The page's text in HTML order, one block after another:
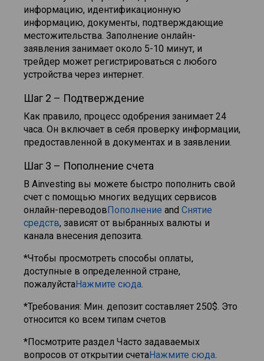
информацию, идентификационную
информацию, документы, подтверждающие
местожительства. Заполнение онлайн-
заявления занимает около 5-10 минут, и
трейдер может регистрироваться с любого
устройства через интернет.
Шаг 2 – Подтверждение
Как правило, процесс одобрения занимает 24
часа. Он включает в себя проверку информации,
предоставленной в документах и в заявлении.
Шаг 3 – Пополнение счета
В Ainvesting вы можете быстро пополнить свой
счет с помощью многих ведущих сервисов
онлайн-переводовПополнение and Снятие
средств, зависят от выбранных валюты и
канала внесения депозита.
*Чтобы просмотреть способы оплаты,
доступные в определенной стране,
пожалуйстаНажмите сюда.
*Требования: Мин. депозит составляет 250$. Это
относится ко всем типам счетов
*Посмотрите раздел Часто задаваемых
вопросов от открытии счетаНажмите сюда.